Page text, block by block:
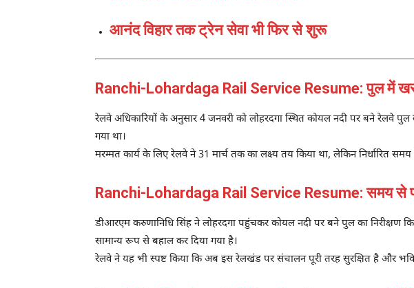
आनंद विहार तक ट्रेन सेवा भी फिर से शुरू
Ranchi-Lohardaga Rail Service Resume: पुल में
रेलवे अधिकारियों के अनुसार 4 जनवरी को लोहरदगा स्थित कोयल नदी पर बने रेलवे
गया था।
मरम्मत कार्य के लिए रेलवे ने 31 मार्च तक का लक्ष्य तय किया था, लेकिन निर्धारित
Ranchi-Lohardaga Rail Service Resume: समय से
डीआरएम करुणानिधि सिंह ने लोहरदगा पहुंचकर कोयल नदी पर बने पुल का निरीक्षण
सामान्य रूप से बहाल कर दिया गया है।
रेलवे ने यह भी स्पष्ट किया कि अब इस रेलखंड पर संचालन पूरी तरह सुरक्षित है और